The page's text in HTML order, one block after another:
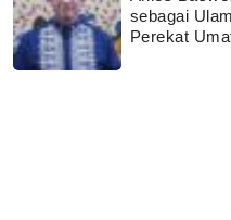
sebagai
Perekat